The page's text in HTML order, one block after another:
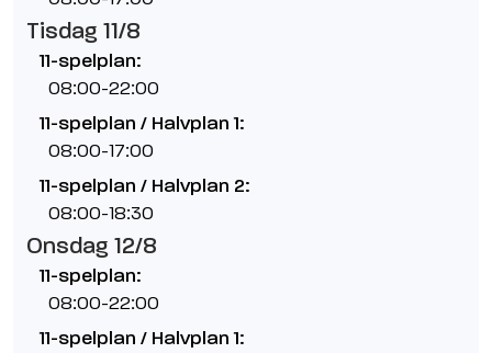
Tisdag 11/8
11-spelplan:
08:00-22:00
11-spelplan / Halvplan 1:
08:00-17:00
11-spelplan / Halvplan 2:
08:00-18:30
Onsdag 12/8
11-spelplan:
08:00-22:00
11-spelplan / Halvplan 1: